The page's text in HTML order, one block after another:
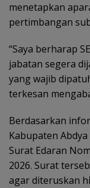
menetapkan
pertimbangan
“Saya berharap
jabatan segera
yang wajib
terkesan
Berdasarkan
Kabupaten
Surat Edaran
2026. Surat
agar diteruskan